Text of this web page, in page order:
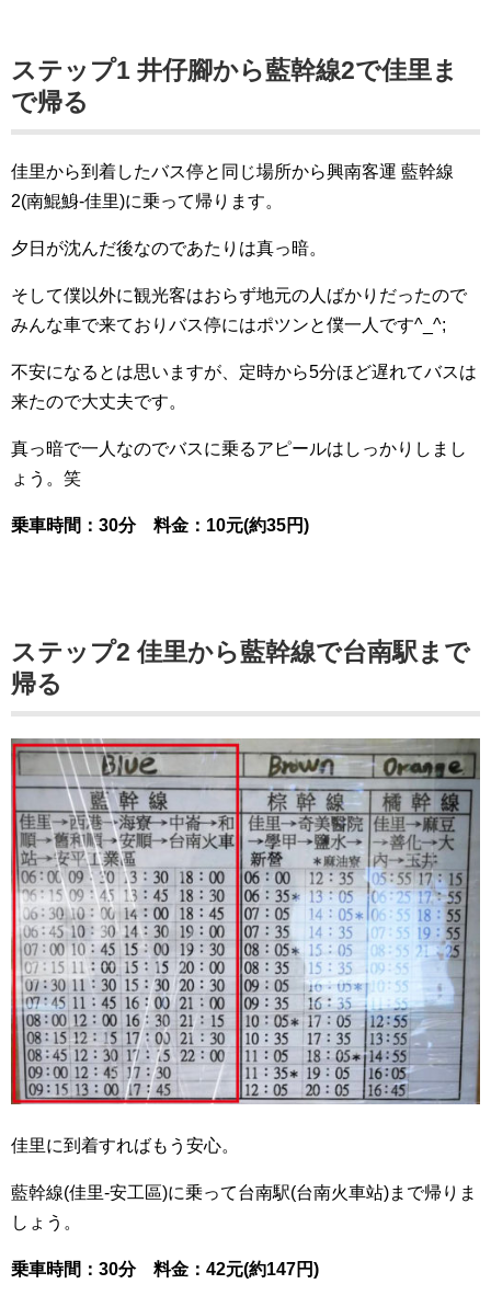
ステップ1 井仔腳から藍幹線2で佳里ま
で帰る
佳里から到着したバス停と同じ場所から興南客運 藍幹線
2(南鯤鯓-佳里)に乗って帰ります。
夕日が沈んだ後なのであたりは真っ暗。
そして僕以外に観光客はおらず地元の人ばかりだったので
みんな車で来ておりバス停にはポツンと僕一人です^_^;
不安になるとは思いますが、定時から5分ほど遅れてバスは
来たので大丈夫です。
真っ暗で一人なのでバスに乗るアピールはしっかりしまし
ょう。笑
乗車時間：30分 料金：10元(約35円)
ステップ2 佳里から藍幹線で台南駅まで
帰る
佳里に到着すればもう安心。
藍幹線(佳里-安工區)に乗って台南駅(台南火車站)まで帰りま
しょう。
乗車時間：30分 料金：42元(約147円)